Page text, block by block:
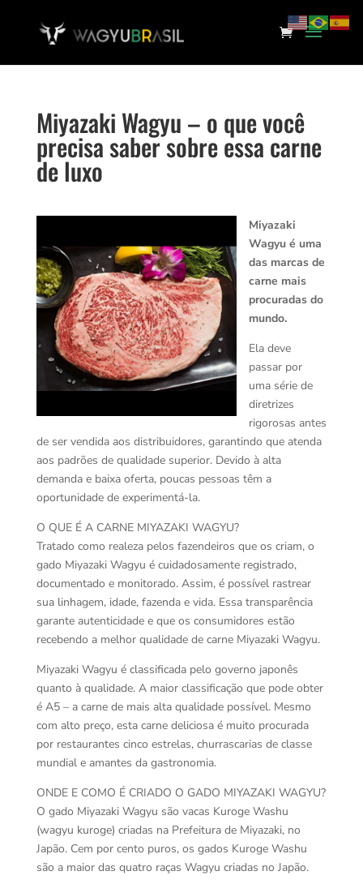
Miyazaki Wagyu – o que você
precisa saber sobre essa carne
de luxo
Miyazaki
Wagyu é uma
das marcas de
carne mais
procuradas do
mundo.
Ela deve
passar por
uma série de
diretrizes
rigorosas antes
de ser vendida aos distribuidores, garantindo que atenda
aos padrões de qualidade superior. Devido à alta
demanda e baixa oferta, poucas pessoas têm a
oportunidade de experimentá-la.
O QUE É A CARNE MIYAZAKI WAGYU?
Tratado como realeza pelos fazendeiros que os criam, o
gado Miyazaki Wagyu é cuidadosamente registrado,
documentado e monitorado. Assim, é possível rastrear
sua linhagem, idade, fazenda e vida. Essa transparência
garante autenticidade e que os consumidores estão
recebendo a melhor qualidade de carne Miyazaki Wagyu.
Miyazaki Wagyu é classificada pelo governo japonês
quanto à qualidade. A maior classificação que pode obter
é A5 – a carne de mais alta qualidade possível. Mesmo
com alto preço, esta carne deliciosa é muito procurada
por restaurantes cinco estrelas, churrascarias de classe
mundial e amantes da gastronomia.
ONDE E COMO É CRIADO O GADO MIYAZAKI WAGYU?
O gado Miyazaki Wagyu são vacas Kuroge Washu
(wagyu kuroge) criadas na Prefeitura de Miyazaki, no
Japão. Cem por cento puros, os gados Kuroge Washu
são a maior das quatro raças Wagyu criadas no Japão.